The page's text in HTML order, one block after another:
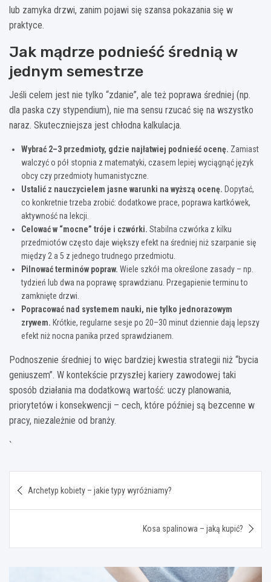
lub zamyka drzwi, zanim pojawi się szansa pokazania się w
praktyce.
Jak mądrze podnieść średnią w
jednym semestrze
Jeśli celem jest nie tylko “zdanie”, ale też poprawa średniej (np.
dla paska czy stypendium), nie ma sensu rzucać się na wszystko
naraz. Skuteczniejsza jest chłodna kalkulacja.
Wybrać 2–3 przedmioty, gdzie najłatwiej podnieść ocenę. Zamiast
walczyć o pół stopnia z matematyki, czasem lepiej wyciągnąć język
obcy czy przedmioty humanistyczne.
Ustalić z nauczycielem jasne warunki na wyższą ocenę. Dopytać,
co konkretnie trzeba zrobić: dodatkowe prace, poprawa kartkówek,
aktywność na lekcji.
Celować w “mocne” tróje i czwórki. Stabilna czwórka z kilku
przedmiotów często daje większy efekt na średniej niż szarpanie się
między 2 a 5 z jednego trudnego przedmiotu.
Pilnować terminów popraw. Wiele szkół ma określone zasady – np.
tydzień lub dwa na poprawę sprawdzianu. Przegapienie terminu to
zamknięte drzwi.
Popracować nad systemem nauki, nie tylko jednorazowym
zrywem. Krótkie, regularne sesje po 20–30 minut dziennie dają lepszy
efekt niż nocna panika przed sprawdzianem.
Podnoszenie średniej to więc bardziej kwestia strategii niż “bycia
geniuszem”. W kontekście przyszłej kariery zawodowej taki
sposób działania ma dodatkową wartość: uczy planowania,
priorytetów i konsekwencji – cech, które później są bezcenne w
pracy, niezależnie od branży.
`
wpisu
Archetyp kobiety – jakie typy wyróżniamy?
Kosa spalinowa – jaką kupić?